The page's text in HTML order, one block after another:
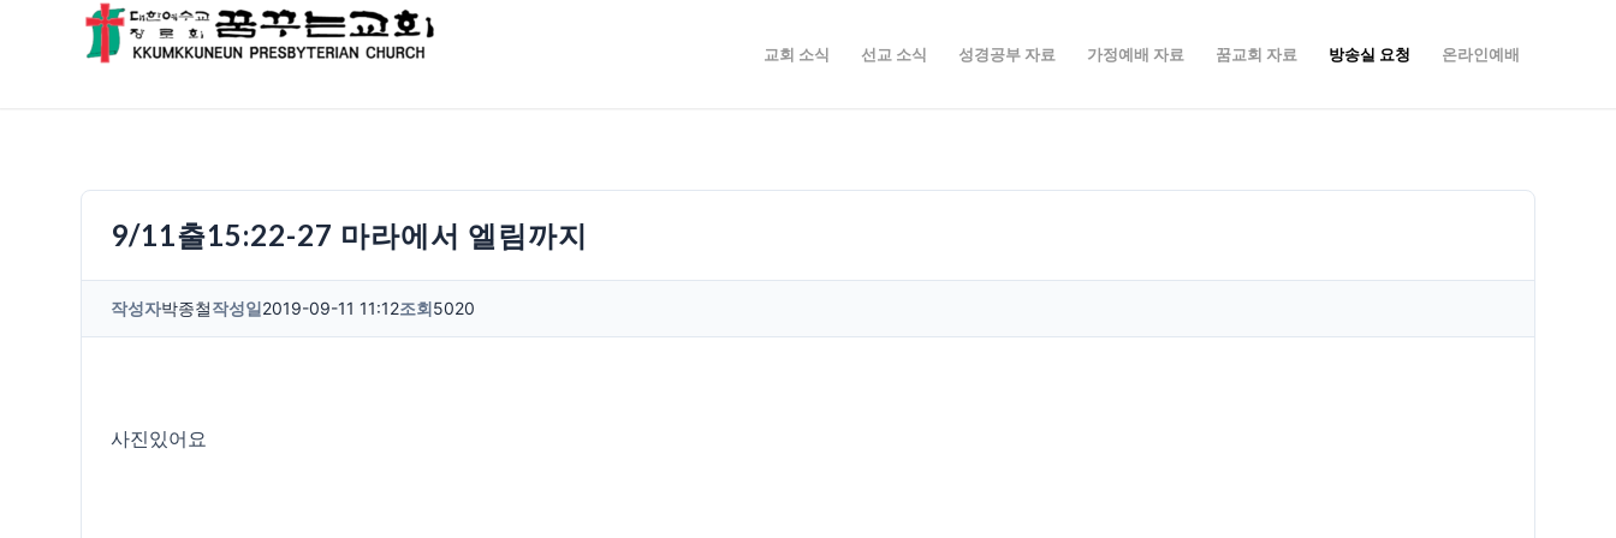
교회 소식 선교 소식 성경공부 자료 가정예배 자료 꿈교회 자료 방송실 요청 온라인예배
9/11출15:22-27 마라에서 엘림까지
작성자박종철작성일2019-09-11 11:12조회5020
사진있어요